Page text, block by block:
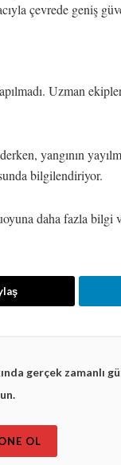
çevrede geniş
Uzman
yangının
bilgilendiriyor.
daha fazla bilgi
gerçek zamanlı
OL